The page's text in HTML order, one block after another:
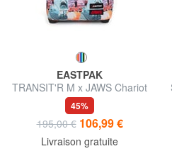
EASTPAK
TRANSIT'R M x JAWS Chariot
de taille moyenne
45%
195,00 € 106,99 €
Livraison gratuite